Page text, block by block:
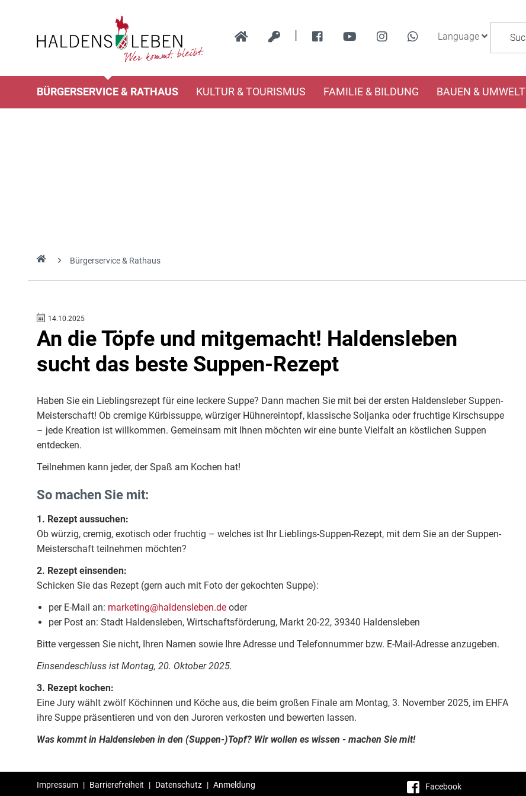
| Language
BÜRGERSERVICE & RATHAUS KULTUR & TOURISMUS FAMILIE & BILDUNG BAUEN & UMWELT
Bürgerservice & Rathaus
14.10.2025
An die Töpfe und mitgemacht! Haldensleben
sucht das beste Suppen-Rezept
Haben Sie ein Lieblingsrezept für eine leckere Suppe? Dann machen Sie mit bei der ersten Haldensleber Suppen-
Meisterschaft! Ob cremige Kürbissuppe, würziger Hühnereintopf, klassische Soljanka oder fruchtige Kirschsuppe
– jede Kreation ist willkommen. Gemeinsam mit Ihnen möchten wir eine bunte Vielfalt an köstlichen Suppen
entdecken.
Teilnehmen kann jeder, der Spaß am Kochen hat!
So machen Sie mit:
1. Rezept aussuchen:
Ob würzig, cremig, exotisch oder fruchtig – welches ist Ihr Lieblings-Suppen-Rezept, mit dem Sie an der Suppen-
Meisterschaft teilnehmen möchten?
2. Rezept einsenden:
Schicken Sie das Rezept (gern auch mit Foto der gekochten Suppe):
per E-Mail an: marketing@haldensleben.de oder
per Post an: Stadt Haldensleben, Wirtschaftsförderung, Markt 20-22, 39340 Haldensleben
Bitte vergessen Sie nicht, Ihren Namen sowie Ihre Adresse und Telefonnummer bzw. E-Mail-Adresse anzugeben.
Einsendeschluss ist Montag, 20. Oktober 2025.
3. Rezept kochen:
Eine Jury wählt zwölf Köchinnen und Köche aus, die beim großen Finale am Montag, 3. November 2025, im EHFA
ihre Suppe präsentieren und von den Juroren verkosten und bewerten lassen.
Was kommt in Haldensleben in den (Suppen-)Topf? Wir wollen es wissen - machen Sie mit!
Impressum | Barrierefreiheit | Datenschutz | Anmeldung Facebook